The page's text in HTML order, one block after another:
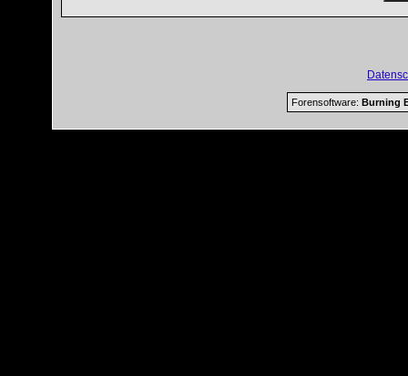
Forensoftware: Burning